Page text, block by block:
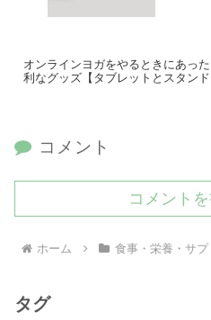
オンラインヨガをやるときにあっ
利なグッズ【タブレットとスタンド
コメント
コメント
ホーム 食事・栄養・サプ
タグ